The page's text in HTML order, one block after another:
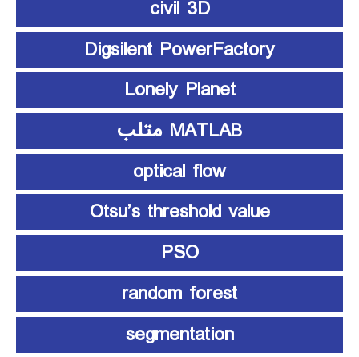
civil 3D
Digsilent PowerFactory
Lonely Planet
MATLAB متلب
optical flow
Otsu’s threshold value
PSO
random forest
segmentation